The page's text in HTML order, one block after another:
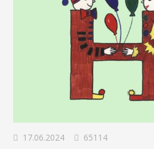
17.06.2024 65114